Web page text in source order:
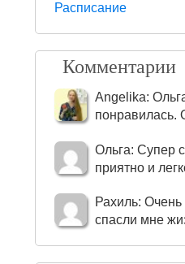
Расписание
Комментарии
Angelika:
понравилась.
Ольга: Супер
приятно и
Рахиль:
спасли мне